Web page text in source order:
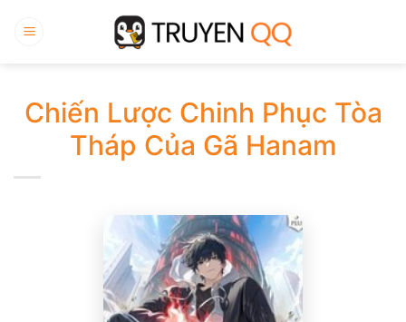
qua
Chiến Lược Chinh Phục Tòa
Tháp Của Gã Hanam